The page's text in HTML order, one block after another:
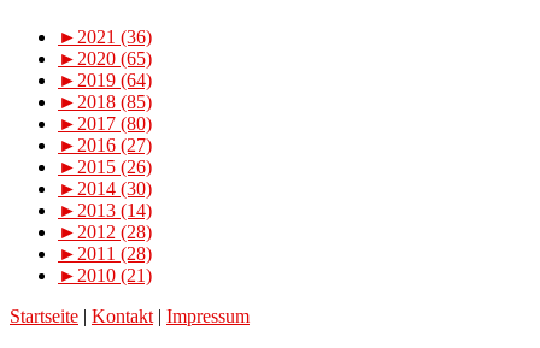
► 2021 (36)
► 2020 (65)
► 2019 (64)
► 2018 (85)
► 2017 (80)
► 2016 (27)
► 2015 (26)
► 2014 (30)
► 2013 (14)
► 2012 (28)
► 2011 (28)
► 2010 (21)
Startseite | Kontakt | Impressum